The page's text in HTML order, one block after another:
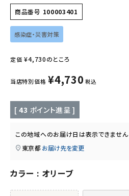
キッチン用品
ナチュラムーン
エコリュクス
商品番号 100003401
感染症・災害対策
定価 ¥4,730のところ
当店特別価格 ¥4,730 税込
[ 43 ポイント進呈 ]
この地域へのお届け日は表示できません
東京都 お届け先を変更
カラー オリーブ